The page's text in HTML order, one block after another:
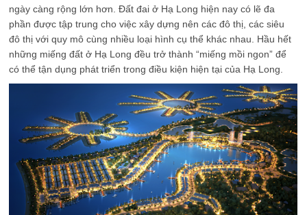
ngày càng rộng lớn hơn. Đất đai ở Hạ Long hiện nay có lẽ đa
phần được tập trung cho việc xây dựng nên các đô thị, các siêu
đô thị với quy mô cùng nhiều loại hình cụ thể khác nhau. Hầu hết
những miếng đất ở Hạ Long đều trở thành “miếng mồi ngon” để
có thể tận dụng phát triển trong điều kiện hiện tại của Hạ Long.